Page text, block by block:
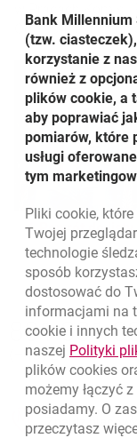
w Pracach
Od 1994 jest
Powrót do listy
Nawigacja
Zadzwoń do
801 331
(+48) 22 598 40
Znajdź
Bank
(tzw.
korzystanie z
również z
plików cookie, a
aby poprawiać
pomiarów, które
usługi
tym
Pliki cookie,
Twojej
technologie
sposób
dostosować do
informacjami na
cookie i innych
naszej Polityki
plików cookies
możemy łączyć
posiadamy. O
przeczytasz